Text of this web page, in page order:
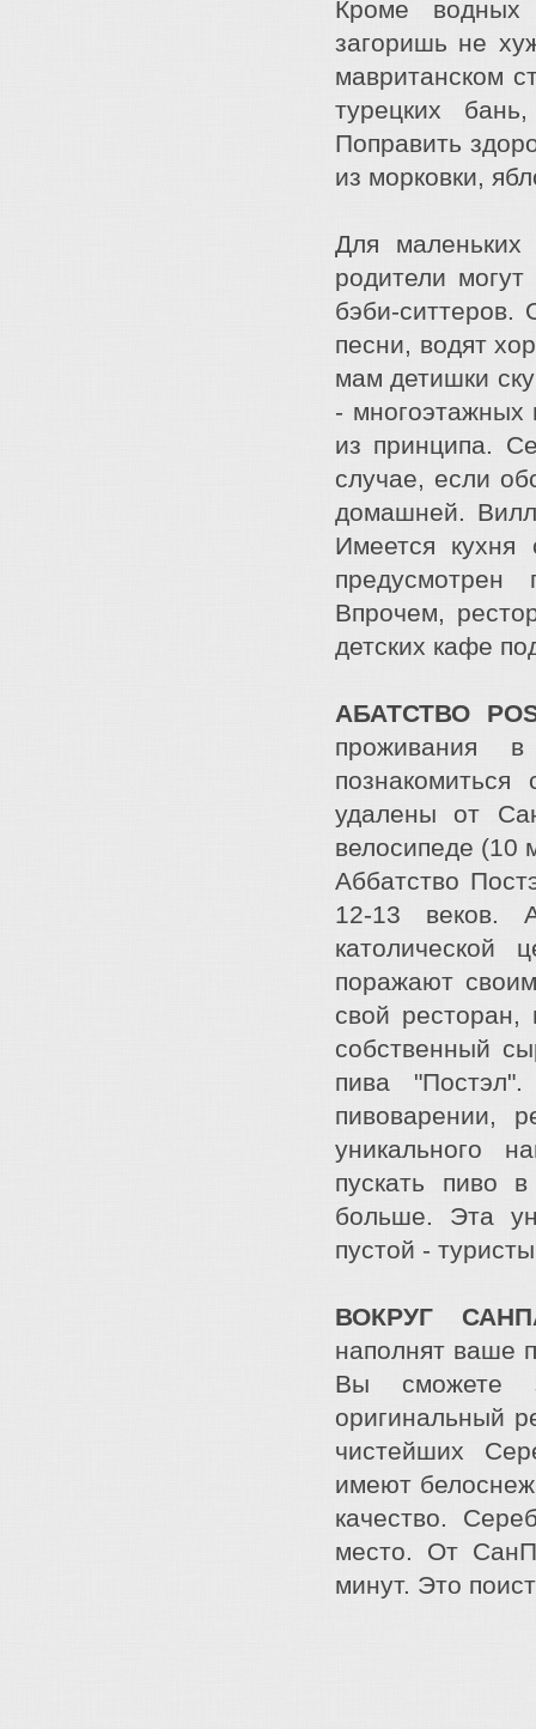
Кроме водных
загоришь не
мавританском
турецких
Поправить
из морковки,
Для маленьких
родители
бэби-ситтеров.
песни, водят
мам детишки
- многоэтажных
из принципа.
случае, если
домашней.
Имеется
предусмотрен
Впрочем,
детских кафе
АБАТСТВО
проживания в
удалены от
велосипеде (10
Аббатство
12-13 веков.
католической
поражают
свой
собственный
пива
пивоварении,
уникального
пускать пиво
больше. Эта
пустой -
ВОКРУГ
наполнят ваше
Вы сможете
оригинальный
чистейших
имеют
качество.
место. От
минут. Это